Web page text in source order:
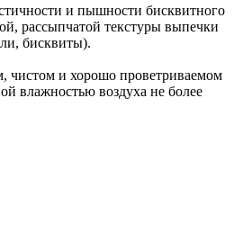
и пышности бисквитного
рассыпчатой текстуры выпечки
бисквиты).
чистом и хорошо проветриваемом
влажностью воздуха не более